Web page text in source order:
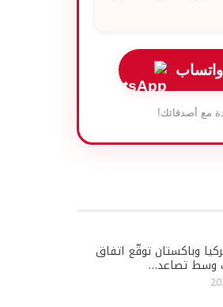
واتساب
مع أصدقائك!
وباكستان توقّع اتفاق
وسط تصاعد…